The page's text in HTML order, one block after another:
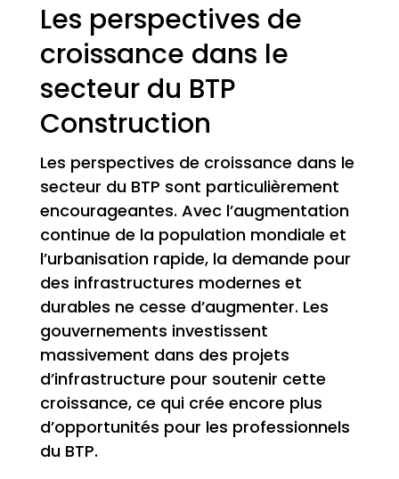
Les perspectives de
croissance dans le
secteur du BTP
Construction
Les perspectives de croissance dans le
secteur du BTP sont particulièrement
encourageantes. Avec l’augmentation
continue de la population mondiale et
l’urbanisation rapide, la demande pour
des infrastructures modernes et
durables ne cesse d’augmenter. Les
gouvernements investissent
massivement dans des projets
d’infrastructure pour soutenir cette
croissance, ce qui crée encore plus
d’opportunités pour les professionnels
du BTP.